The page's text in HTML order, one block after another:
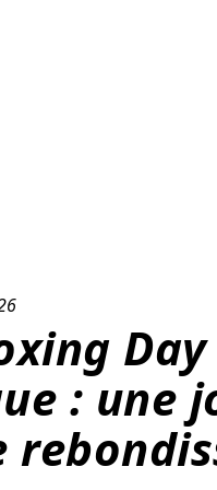
: une